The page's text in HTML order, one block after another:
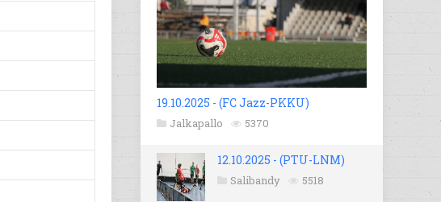
19.10.2025 - (FC Jazz-PKKU)
Jalkapallo 5370
12.10.2025 - (PTU-LNM)
Salibandy 5518